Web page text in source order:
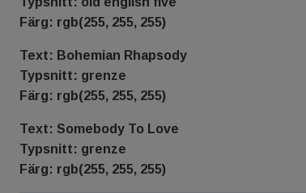
Färg: rgb(255, 255, 255)
Text: Bohemian Rhapsody
Typsnitt: grenze
Färg: rgb(255, 255, 255)
Text: Somebody To Love
Typsnitt: grenze
Färg: rgb(255, 255, 255)